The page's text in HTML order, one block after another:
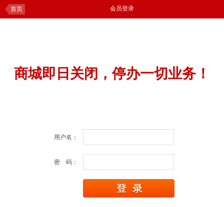
首页 会员登录
商城即日关闭，停办一切业务！
用户名：
密 码：